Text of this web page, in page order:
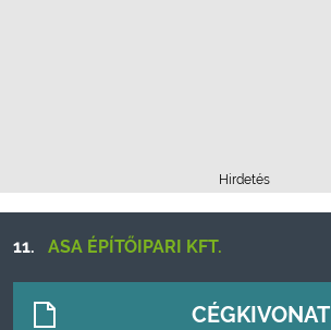
Hirdetés
11. ASA ÉPÍTŐIPARI KFT.
CÉGKIVONAT